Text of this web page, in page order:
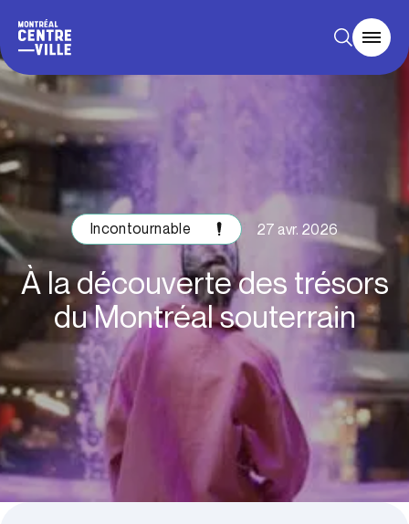
Incontournable 27 avr. 2026
À la découverte des trésors
du Montréal souterrain